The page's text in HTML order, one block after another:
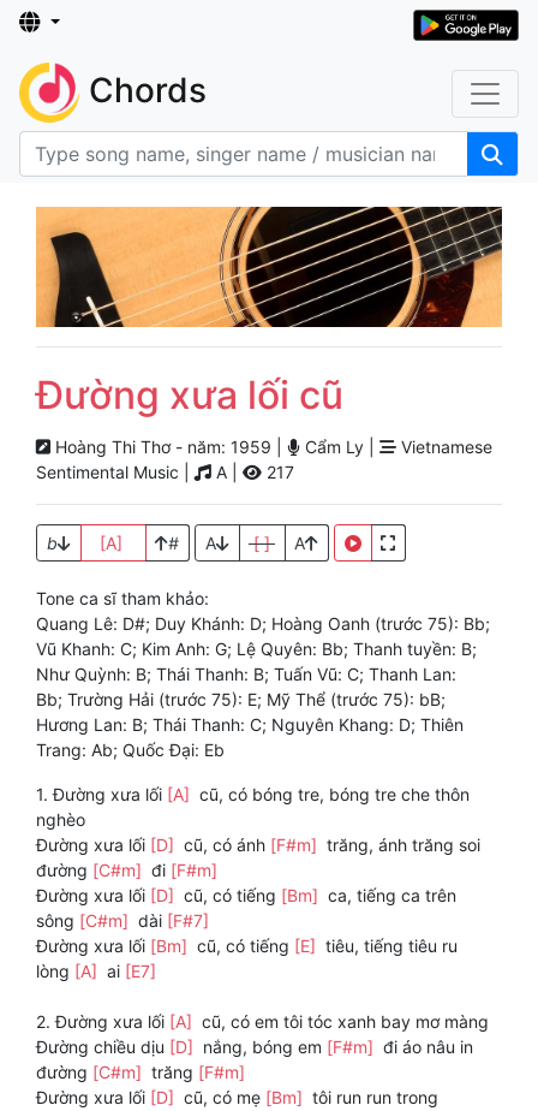
Chords
Đường xưa lối cũ
Hoàng Thi Thơ - năm: 1959 | Cẩm Ly |
Vietnamese
Sentimental Music |
A | 217
b [A] # A [ ] A
Tone ca sĩ tham khảo:
Quang Lê: D#; Duy Khánh: D; Hoàng Oanh (trước 75): Bb;
Vũ Khanh: C; Kim Anh: G; Lệ Quyên: Bb; Thanh tuyền: B;
Như Quỳnh: B; Thái Thanh: B; Tuấn Vũ: C; Thanh Lan:
Bb; Trường Hải (trước 75): E; Mỹ Thể (trước 75): bB;
Hương Lan: B; Thái Thanh: C; Nguyên Khang: D; Thiên
Trang: Ab; Quốc Đại: Eb
1. Đường xưa lối [A] cũ, có bóng tre, bóng tre che thôn
nghèo
Đường xưa lối [D] cũ, có ánh [F#m] trăng, ánh trăng soi
đường [C#m] đi [F#m]
Đường xưa lối [D] cũ, có tiếng [Bm] ca, tiếng ca trên
sông [C#m] dài [F#7]
Đường xưa lối [Bm] cũ, có tiếng [E] tiêu, tiếng tiêu ru
lòng [A] ai [E7]
2. Đường xưa lối [A] cũ, có em tôi tóc xanh bay mơ màng
Đường chiều dịu [D] nắng, bóng em [F#m] đi áo nâu in
đường [C#m] trăng [F#m]
Đường xưa lối [D] cũ, có mẹ [Bm] tôi run run trong